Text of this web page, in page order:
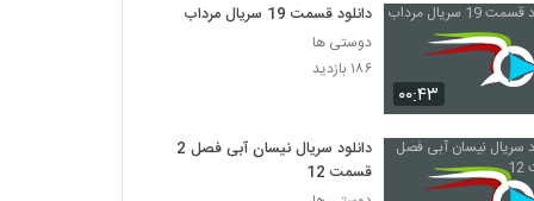
۰۰:۴۳
دانلود قسمت 19 سریال مرداب
دوستی ها
۱۸۶ بازدید
دانلود سریال نیسان آبی فصل 2
قسمت 12